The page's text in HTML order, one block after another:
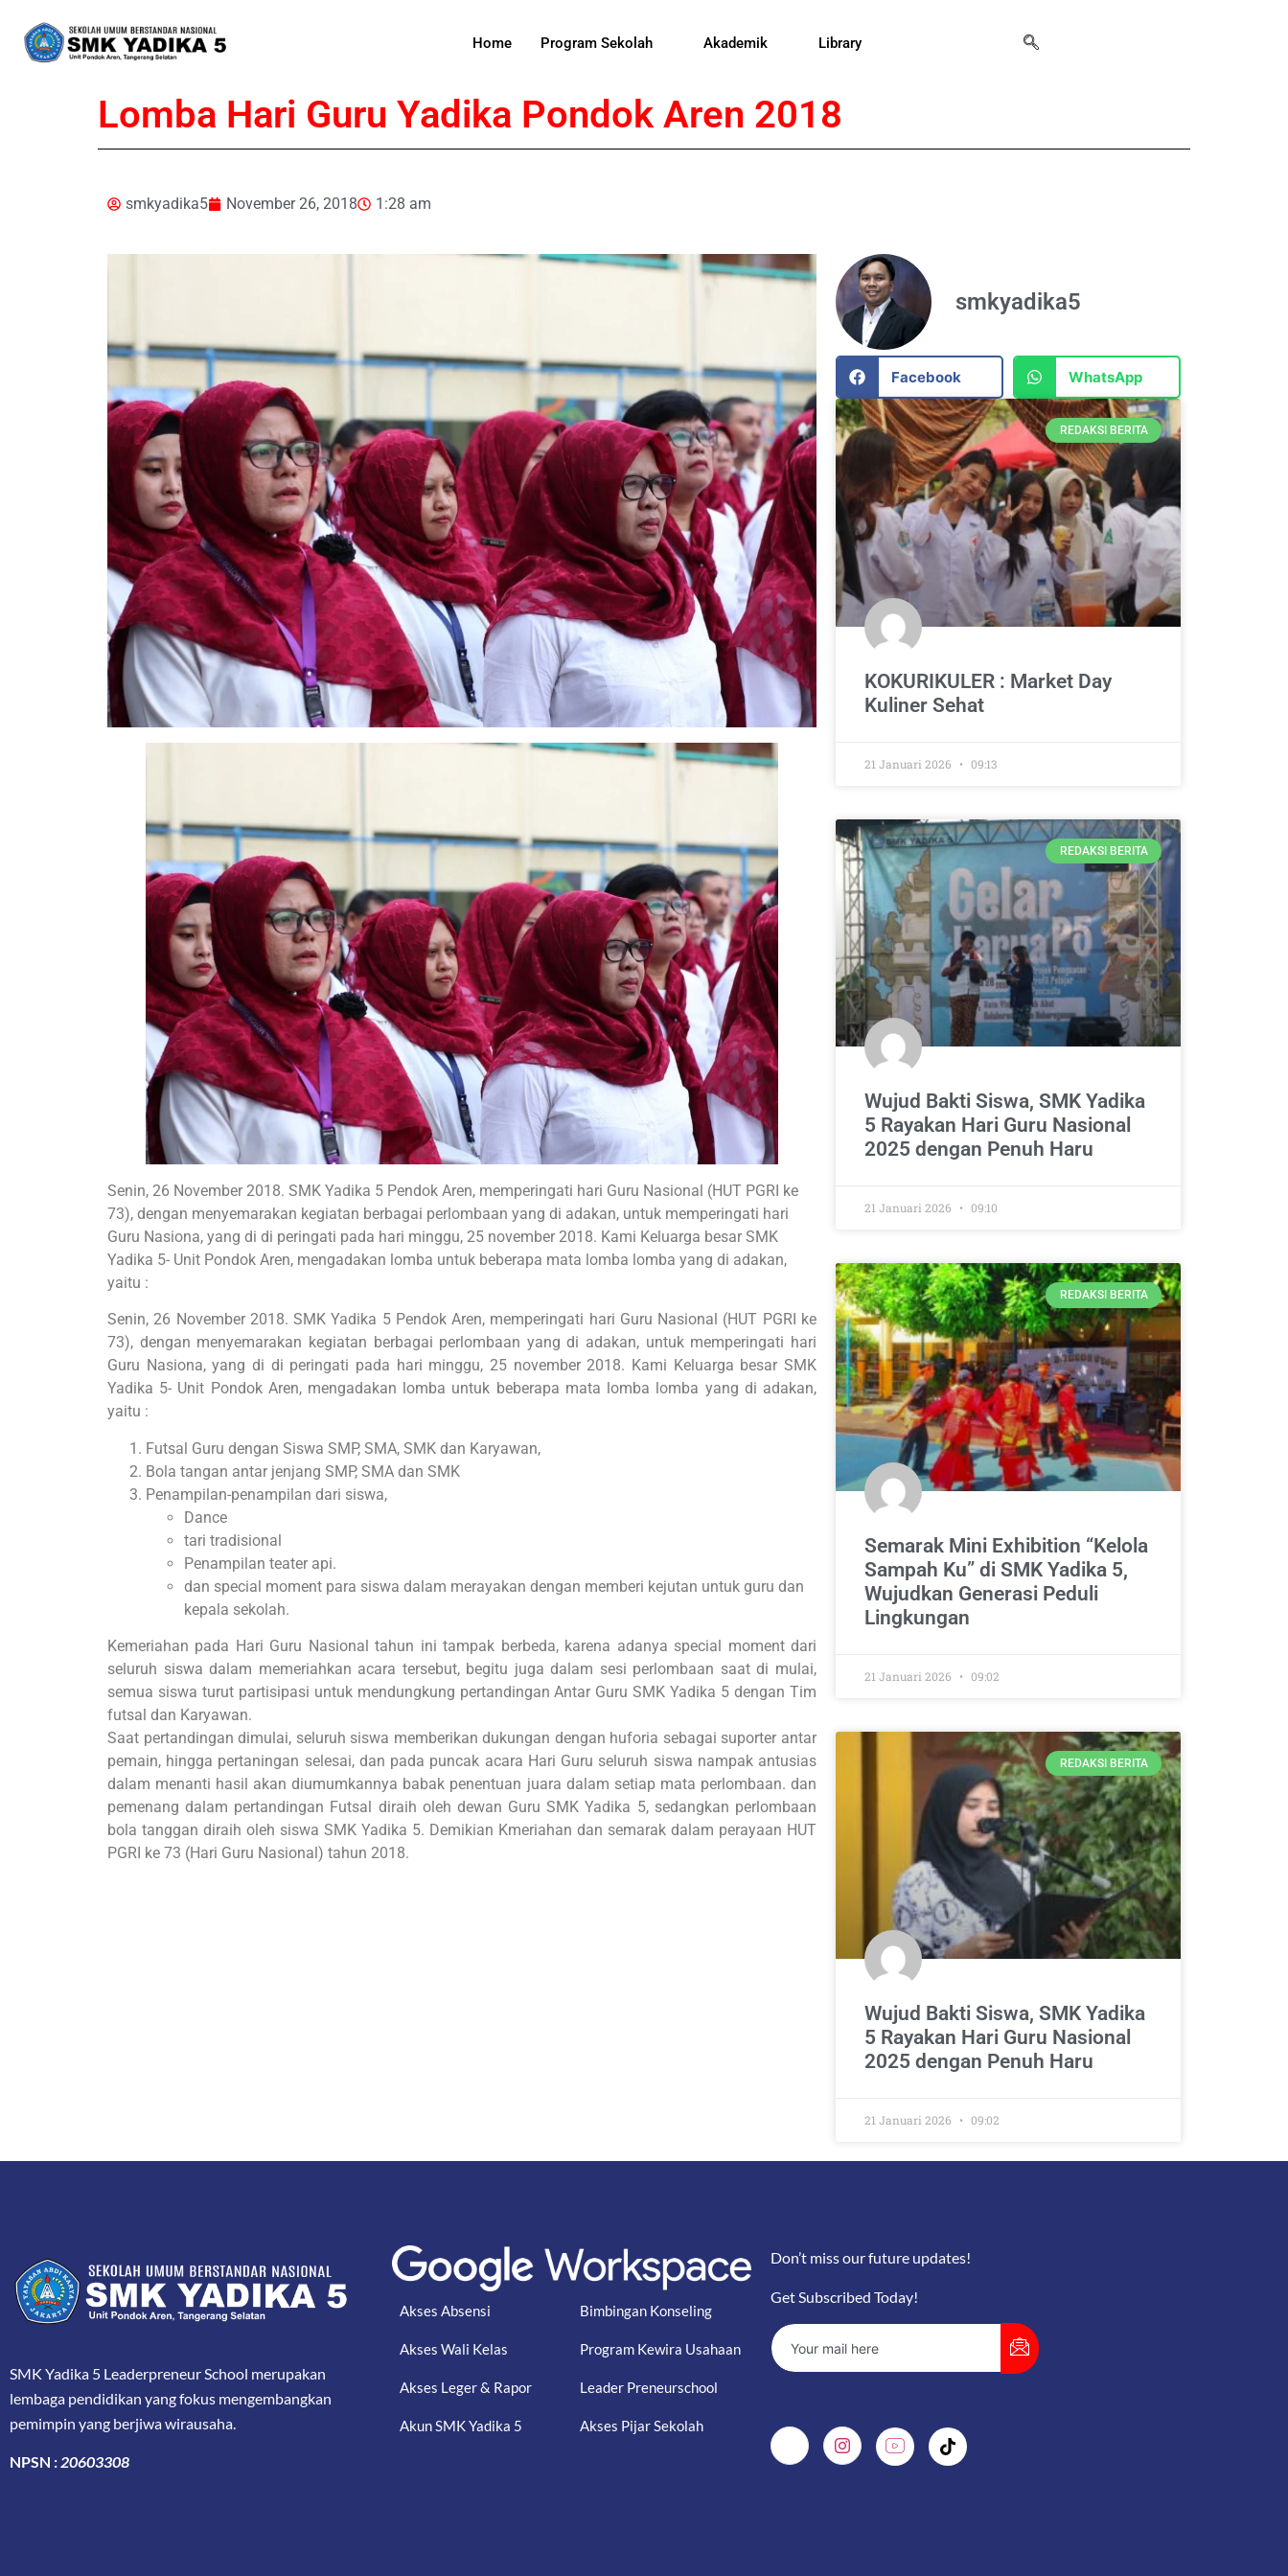
Home Program Sekolah Akademik Library
Lomba Hari Guru Yadika Pondok Aren 2018
smkyadika5 November 26, 2018 1:28 am
Senin, 26 November 2018. SMK Yadika 5 Pendok Aren, memperingati hari Guru Nasional (HUT PGRI ke
73), dengan menyemarakan kegiatan berbagai perlombaan yang di adakan, untuk memperingati hari
Guru Nasiona, yang di di peringati pada hari minggu, 25 november 2018. Kami Keluarga besar SMK
Yadika 5- Unit Pondok Aren, mengadakan lomba untuk beberapa mata lomba lomba yang di adakan,
yaitu :
Senin, 26 November 2018. SMK Yadika 5 Pendok Aren, memperingati hari Guru Nasional (HUT PGRI ke
73), dengan menyemarakan kegiatan berbagai perlombaan yang di adakan, untuk memperingati hari
Guru Nasiona, yang di di peringati pada hari minggu, 25 november 2018. Kami Keluarga besar SMK
Yadika 5- Unit Pondok Aren, mengadakan lomba untuk beberapa mata lomba lomba yang di adakan,
yaitu :
Futsal Guru dengan Siswa SMP, SMA, SMK dan Karyawan,
Bola tangan antar jenjang SMP, SMA dan SMK
Penampilan-penampilan dari siswa,
Dance
tari tradisional
Penampilan teater api.
dan special moment para siswa dalam merayakan dengan memberi kejutan untuk guru dan
kepala sekolah.
Kemeriahan pada Hari Guru Nasional tahun ini tampak berbeda, karena adanya special moment dari
seluruh siswa dalam memeriahkan acara tersebut, begitu juga dalam sesi perlombaan saat di mulai,
semua siswa turut partisipasi untuk mendungkung pertandingan Antar Guru SMK Yadika 5 dengan Tim
futsal dan Karyawan.
Saat pertandingan dimulai, seluruh siswa memberikan dukungan dengan huforia sebagai suporter antar
pemain, hingga pertaningan selesai, dan pada puncak acara Hari Guru seluruh siswa nampak antusias
dalam menanti hasil akan diumumkannya babak penentuan juara dalam setiap mata perlombaan. dan
pemenang dalam pertandingan Futsal diraih oleh dewan Guru SMK Yadika 5, sedangkan perlombaan
bola tanggan diraih oleh siswa SMK Yadika 5. Demikian Kmeriahan dan semarak dalam perayaan HUT
PGRI ke 73 (Hari Guru Nasional) tahun 2018.
smkyadika5
Facebook WhatsApp
REDAKSI BERITA
KOKURIKULER : Market Day
Kuliner Sehat
21 Januari 2026 09:13
REDAKSI BERITA
Wujud Bakti Siswa, SMK Yadika
5 Rayakan Hari Guru Nasional
2025 dengan Penuh Haru
21 Januari 2026 09:10
REDAKSI BERITA
Semarak Mini Exhibition “Kelola
Sampah Ku” di SMK Yadika 5,
Wujudkan Generasi Peduli
Lingkungan
21 Januari 2026 09:02
REDAKSI BERITA
Wujud Bakti Siswa, SMK Yadika
5 Rayakan Hari Guru Nasional
2025 dengan Penuh Haru
21 Januari 2026 09:02
SMK Yadika 5 Leaderpreneur School merupakan
lembaga pendidikan yang fokus mengembangkan
pemimpin yang berjiwa wirausaha.
NPSN :20603308
Akses Absensi
Akses Wali Kelas
Akses Leger & Rapor
Akun SMK Yadika 5
Bimbingan Konseling
Program Kewira Usahaan
Leader Preneurschool
Akses Pijar Sekolah
Don’t miss our future updates!
Get Subscribed Today!